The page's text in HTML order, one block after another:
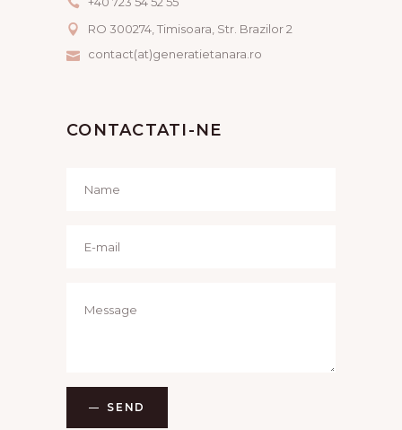
RO 300274, Timisoara, Str. Brazilor 2
contact(at)generatietanara.ro
CONTACTATI-NE
SEND